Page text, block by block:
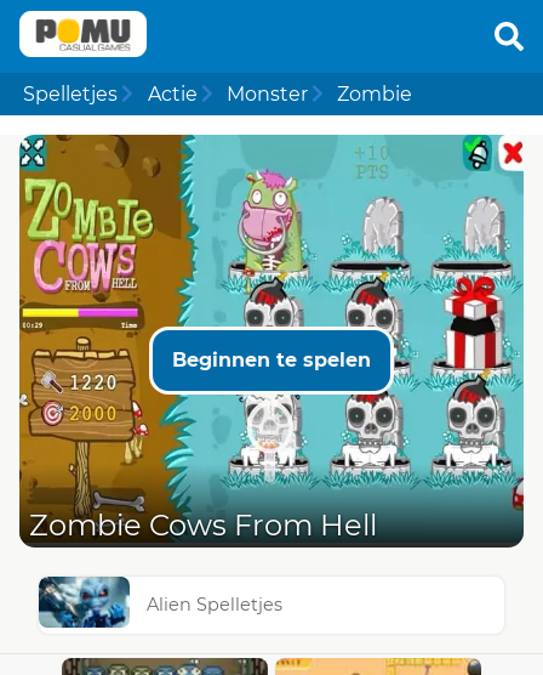
Spelletjes Actie Monster Zombie
Beginnen te spelen
Zombie Cows From Hell
Alien Spelletjes